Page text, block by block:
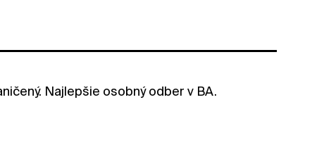
Najlepšie osobný odber v BA.